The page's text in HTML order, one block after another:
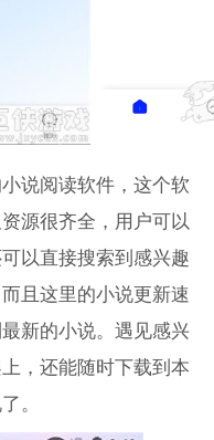
说阅读软件，这个软
源很齐全，用户可以
以直接搜索到感兴趣
且这里的小说更新速
新的小说。遇见感兴
，还能随时下载到本
。